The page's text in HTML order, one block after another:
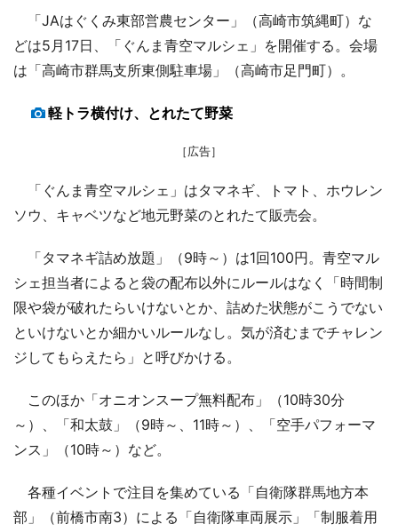
「JAはぐくみ東部営農センター」（高崎市筑縄町）な
どは5月17日、「ぐんま青空マルシェ」を開催する。会場
は「高崎市群馬支所東側駐車場」（高崎市足門町）。
軽トラ横付け、とれたて野菜
［広告］
「ぐんま青空マルシェ」はタマネギ、トマト、ホウレン
ソウ、キャベツなど地元野菜のとれたて販売会。
「タマネギ詰め放題」（9時～）は1回100円。青空マル
シェ担当者によると袋の配布以外にルールはなく「時間制
限や袋が破れたらいけないとか、詰めた状態がこうでない
といけないとか細かいルールなし。気が済むまでチャレン
ジしてもらえたら」と呼びかける。
このほか「オニオンスープ無料配布」（10時30分
～）、「和太鼓」（9時～、11時～）、「空手パフォーマ
ンス」（10時～）など。
各種イベントで注目を集めている「自衛隊群馬地方本
部」（前橋市南3）による「自衛隊車両展示」「制服着用